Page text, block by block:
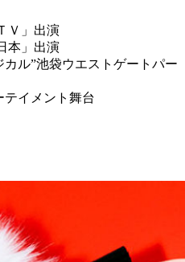
Ｖ」出演
本」出演
カル”池袋ウエストゲートパー
テイメント舞台